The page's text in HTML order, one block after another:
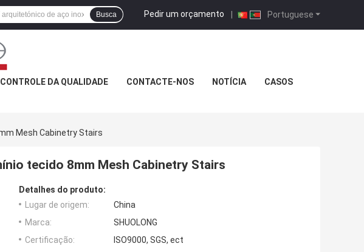
Portuguese
Pedir um orçamento |
Busca
CONTROLE DA QUALIDADE CONTACTE-NOS NOTÍCIA CASOS
Mesh Cabinetry Stairs
tecido 8mm Mesh Cabinetry Stairs
Detalhes do produto:
Lugar de origem:
China
Marca:
SHUOLONG
Certificação:
ISO9000, SGS, ect